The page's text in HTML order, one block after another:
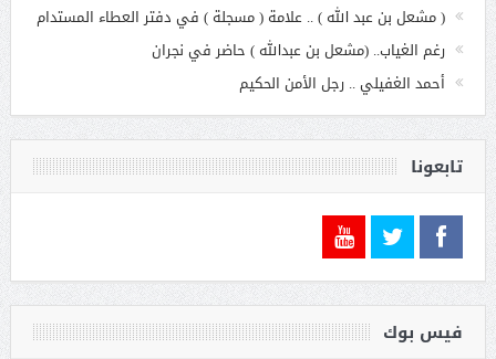
( مشعل بن عبد الله ) .. علامة ( مسجلة ) في دفتر العطاء المستدام
رغم الغياب.. (مشعل بن عبدالله ) حاضر في نجران
أحمد الغفيلي .. رجل الأمن الحكيم
تابعونا
فيس بوك